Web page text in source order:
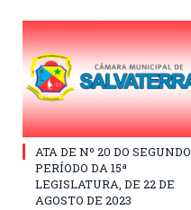
ATA DE Nº 20 DO SEGUNDO
PERÍODO DA 15ª
LEGISLATURA, DE 22 DE
AGOSTO DE 2023